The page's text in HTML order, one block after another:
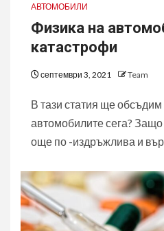
АВТОМОБИЛИ
Физика на
катастрофи
септември 3, 2021 Team
В тази статия ще обсъдим
автомобилите сега?
още по -издръжлива и